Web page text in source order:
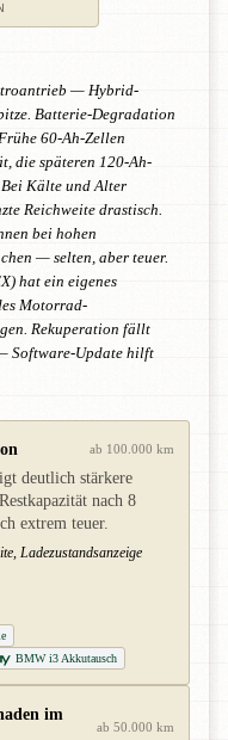
— Hybrid-
Batterie-Degradation
60-Ah-Zellen
die späteren 120-Ah-
Kälte und Alter
Reichweite drastisch.
bei hohen
— selten, aber teuer.
hat ein eigenes
Motorrad-
Rekuperation fällt
Software-Update hilft
ab 100.000 km
deutlich stärkere
nach 8
extrem teuer.
Ladezustandsanzeige
BMW i3 Akkutausch
im
ab 50.000 km